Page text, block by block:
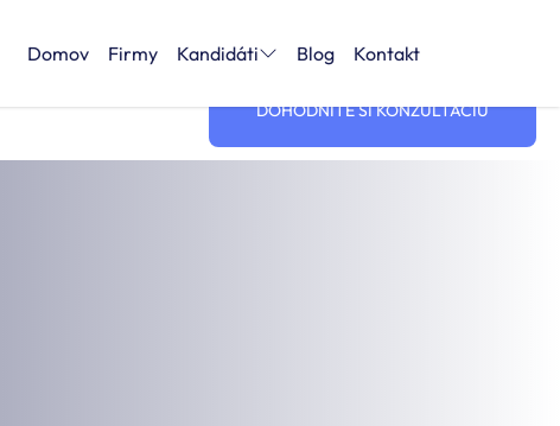
DOHODNITE SI KONZULTÁCIU
Domov Firmy Kandidáti Blog Kontakt